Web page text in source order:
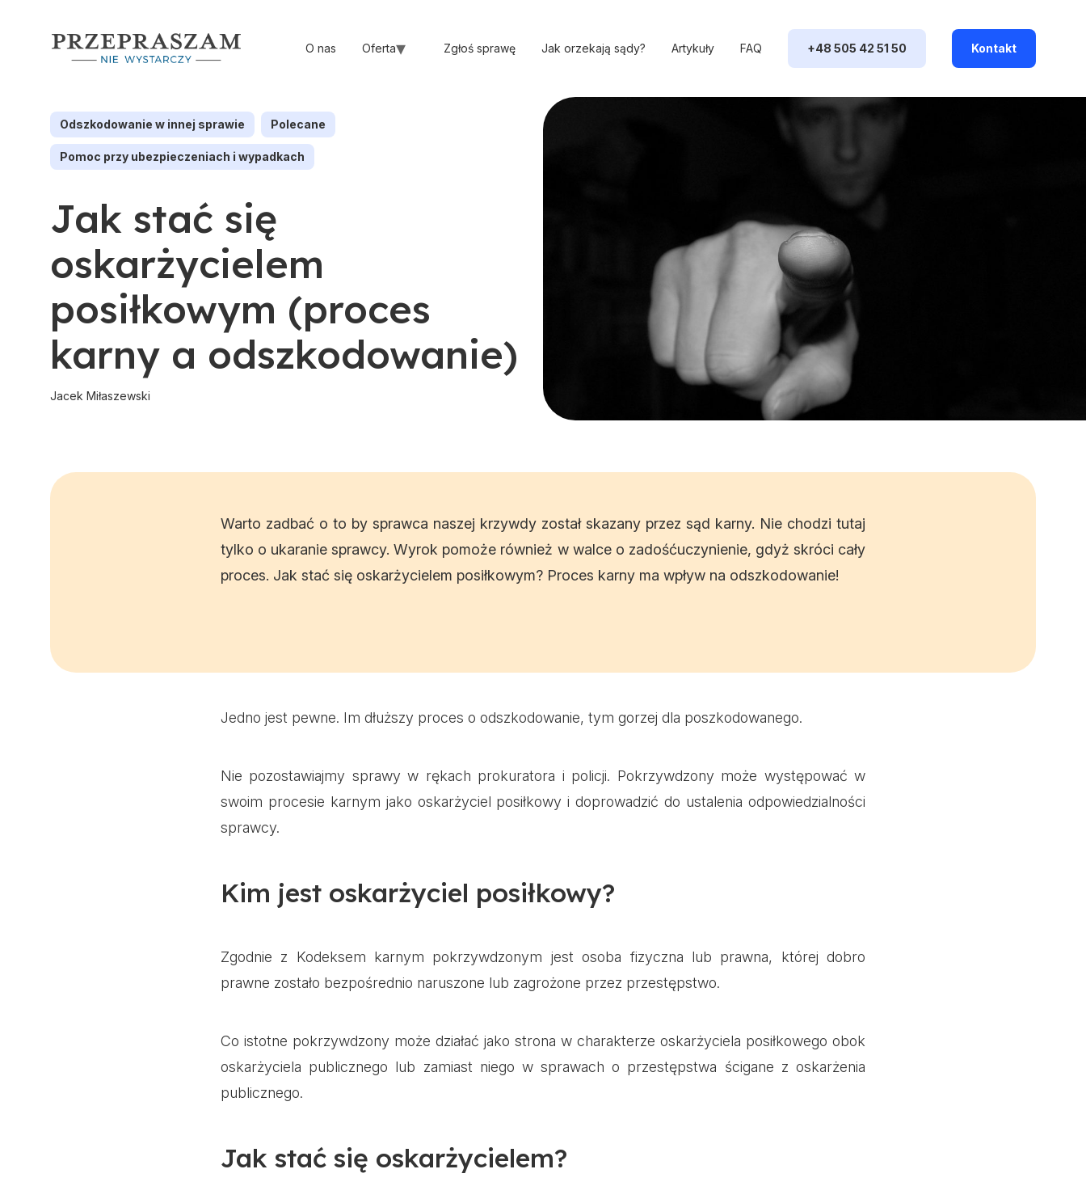
O nas Oferta Zgłoś sprawę Jak orzekają sądy? Artykuły FAQ +48 505 42 51 50 Kontakt
Odszkodowanie w innej sprawie Polecane
Pomoc przy ubezpieczeniach i wypadkach
Jak stać się
oskarżycielem
posiłkowym (proces
karny a odszkodowanie)
Jacek Miłaszewski
Warto zadbać o to by sprawca naszej krzywdy został skazany przez sąd karny. Nie chodzi tutaj
tylko o ukaranie sprawcy. Wyrok pomoże również w walce o zadośćuczynienie, gdyż skróci cały
proces. Jak stać się oskarżycielem posiłkowym? Proces karny ma wpływ na odszkodowanie!
Jedno jest pewne. Im dłuższy proces o odszkodowanie, tym gorzej dla poszkodowanego.
Nie pozostawiajmy sprawy w rękach prokuratora i policji. Pokrzywdzony może występować w
swoim procesie karnym jako oskarżyciel posiłkowy i doprowadzić do ustalenia odpowiedzialności
sprawcy.
Kim jest oskarżyciel posiłkowy?
Zgodnie z Kodeksem karnym pokrzywdzonym jest osoba fizyczna lub prawna, której dobro
prawne zostało bezpośrednio naruszone lub zagrożone przez przestępstwo.
Co istotne pokrzywdzony może działać jako strona w charakterze oskarżyciela posiłkowego obok
oskarżyciela publicznego lub zamiast niego w sprawach o przestępstwa ścigane z oskarżenia
publicznego.
Jak stać się oskarżycielem?